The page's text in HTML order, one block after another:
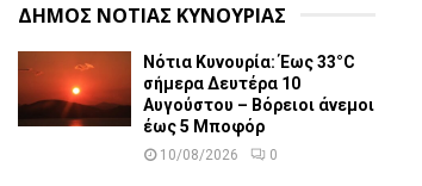
ΔΗΜΟΣ ΝΟΤΙΑΣ ΚΥΝΟΥΡΙΑΣ
Νότια Κυνουρία: Έως 33°C
σήμερα Δευτέρα 10
Αυγούστου – Βόρειοι άνεμοι
έως 5 Μποφόρ
10/08/2026 0